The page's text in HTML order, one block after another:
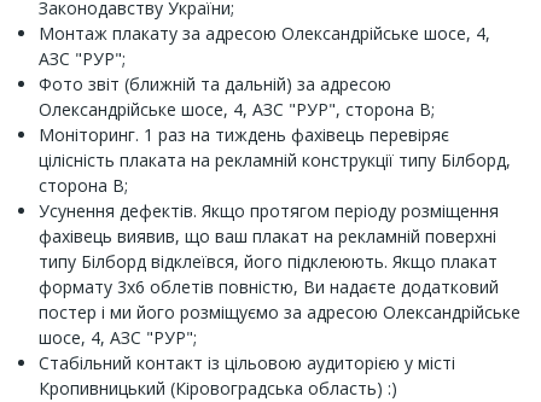
Законодавству України;
Монтаж плакату за адресою Олександрійське шосе, 4,
АЗС "РУР";
Фото звіт (ближній та дальній) за адресою
Олександрійське шосе, 4, АЗС "РУР", сторона B;
Моніторинг. 1 раз на тиждень фахівець перевіряє
цілісність плаката на рекламній конструкції типу Білборд,
сторона B;
Усунення дефектів. Якщо протягом періоду розміщення
фахівець виявив, що ваш плакат на рекламній поверхні
типу Білборд відклеївся, його підклеюють. Якщо плакат
формату 3x6 облетів повністю, Ви надаєте додатковий
постер і ми його розміщуємо за адресою Олександрійське
шосе, 4, АЗС "РУР";
Стабільний контакт із цільовою аудиторією у місті
Кропивницький (Кіровоградська область) :)